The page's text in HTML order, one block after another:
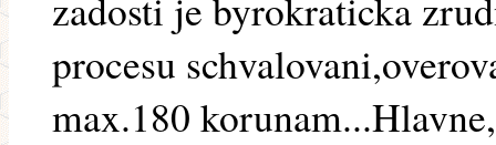
procesu
max.180